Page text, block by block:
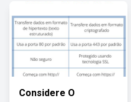
Considere O